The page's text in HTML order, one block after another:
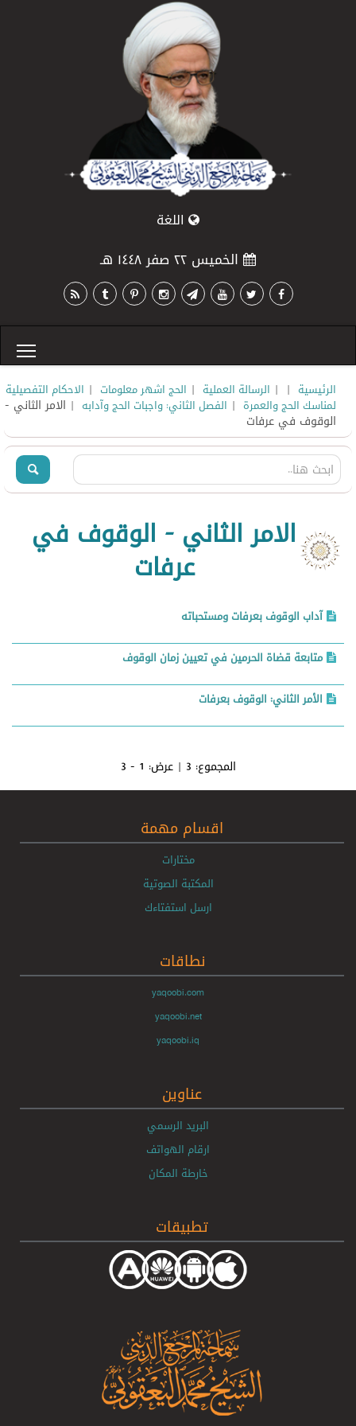
اللغة
الخميس ٢٢ صفر ١٤٤٨ هـ
الرئيسية |
| الرسالة العملية | الحج اشهر معلومات | الاحكام التفصيلية
لمناسك الحج والعمرة | الفصل الثاني: واجبات الحج وآدابه | الامر الثاني -
الوقوف في عرفات
الامر الثاني - الوقوف في
عرفات
آداب الوقوف بعرفات ومستحباته
متابعة قضاة الحرمين في تعيين زمان الوقوف
الأمر الثاني: الوقوف بعرفات
المجموع: 3 | عرض: 1 - 3
اقسام مهمة
مختارات
المكتبة الصوتية
ارسل استفتاءك
نطاقات
yaqoobi.com
yaqoobi.net
yaqoobi.iq
عناوين
البريد الرسمي
ارقام الهواتف
خارطة المكان
تطبيقات